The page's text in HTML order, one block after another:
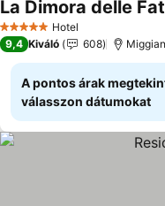
5 KategóriaHotel
La Dimora delle
9,4 Kiváló 608
A pontos árak
válasszon dátumokat